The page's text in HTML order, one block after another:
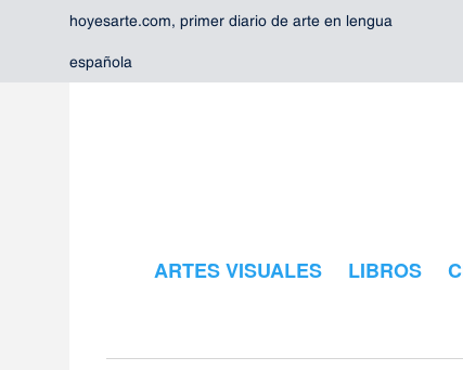
hoyesarte.com, primer diario de arte en lengua
española
ARTES VISUALES LIBROS